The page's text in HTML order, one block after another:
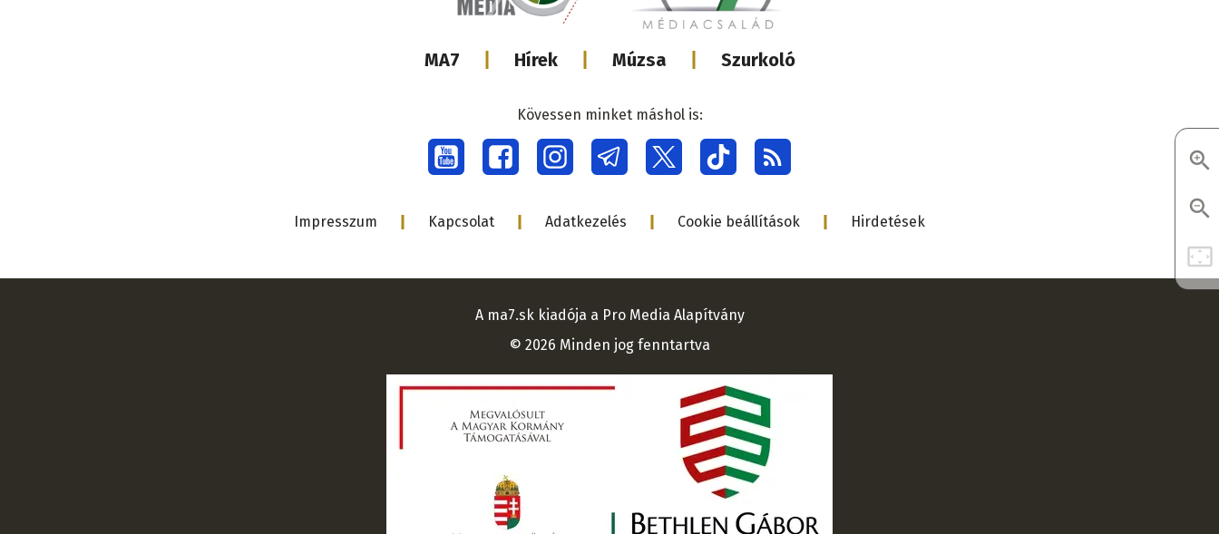
Lábléc
médiacsalád
MA7 Hírek Múzsa Szurkoló
Social
menu
Kövessen minket máshol is:
Lábléc
Impresszum Kapcsolat Adatkezelés Cookie beállítások Hirdetések
A ma7.sk kiadója a Pro Media Alapítvány
© 2026 Minden jog fenntartva